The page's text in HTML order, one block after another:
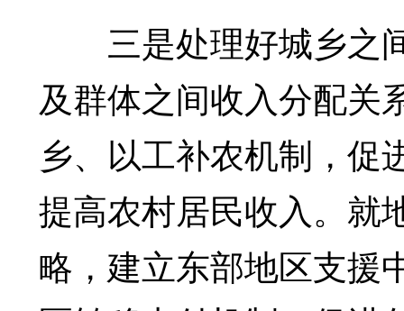
三是处理好城乡之
及群体之间收入分配关
乡、以工补农机制，促
提高农村居民收入。就
略，建立东部地区支援